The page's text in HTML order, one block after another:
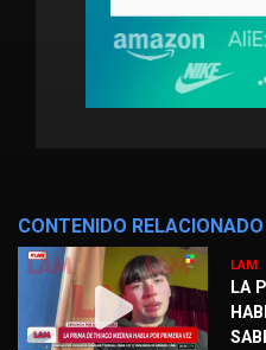
CONTENIDO RELACIONADO
LAM
LA